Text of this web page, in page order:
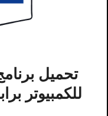
للكمبيوتر